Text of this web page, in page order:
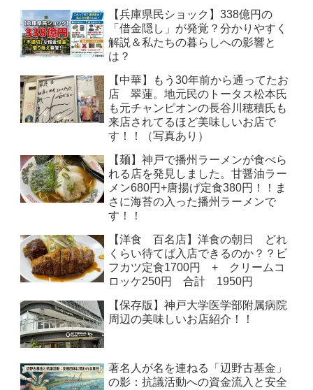
【兵庫県民ショック】338億円の
「借金隠し」が発覚？分かりやすく
解説＆私たちの暮らしへの影響と
は？
【中華】もう30年前から通ってたお
店 翠蓮。地元民のトータス松本氏
も元チャンピオンの長谷川穂積氏も
来店されてるほど美味しいお店で
す！！（写真あり）
【麺】神戸で播州ラーメンが食べら
れる店を発見しました。甘醤油ラー
メン680円+唐揚げ定食380円！！ま
さに海苔の入った播州ラーメンで
す！！
【洋食 百名店】洋食の朝日 どれ
くらい待てば入店できるのか？？ビ
フカツ定食1700円 + クリームコ
ロッケ250円 合計 1950円
【保存版】神戸大学医学部附属病院
周辺の美味しいお店紹介！！
著名人が名を連ねる「辺野古基金」
の影：抗議活動への資金流入と安全